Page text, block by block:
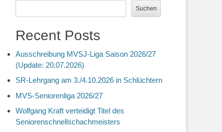
Suchen
Recent Posts
Ausschreibung MVSJ-Liga Saison 2026/27
(Update: 20.07.2026)
SR-Lehrgang am 3./4.10.2026 in Schlüchtern
MVS-Seniorenliga 2026/27
Wolfgang Kraft verteidigt Titel des
Seniorenschnellschachmeisters